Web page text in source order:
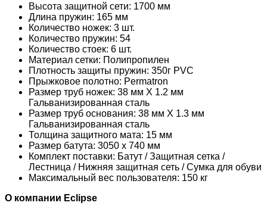
Высота защитной сети: 1700 мм
Длина пружин: 165 мм
Количество ножек: 3 шт.
Количество пружин: 54
Количество стоек: 6 шт.
Материал сетки: Полипропилен
Плотность защиты пружин: 350г PVC
Прыжковое полотно: Permatron
Размер труб ножек: 38 мм X 1.2 мм
Гальванизированная сталь
Размер труб основания: 38 мм X 1.3 мм
Гальванизированная сталь
Толщина защитного мата: 15 мм
Размер батута: 3050 х 740 мм
Комплект поставки: Батут / Защитная сетка /
Лестница / Нижняя защитная сеть / Сумка для обуви
Максимальный вес пользователя: 150 кг
О компании Eclipse